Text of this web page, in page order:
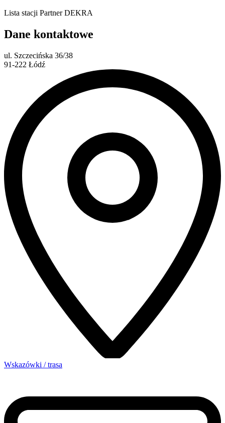
Lista stacji Partner DEKRA
Dane kontaktowe
ul. Szczecińska 36/38
91-222 Łódź
Wskazówki / trasa